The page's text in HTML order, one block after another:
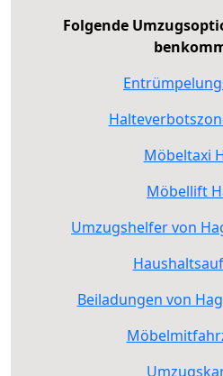
Folgende
Möbeltaxi
Möbellift
Umzugshelfer von
Beiladungen von